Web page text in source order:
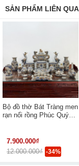
SẢN PHẨM LIÊN
Bộ đồ thờ Bát Tràng men
rạn nổi rồng Phúc Quý
7.900.000₫
12.000.000₫ -34%